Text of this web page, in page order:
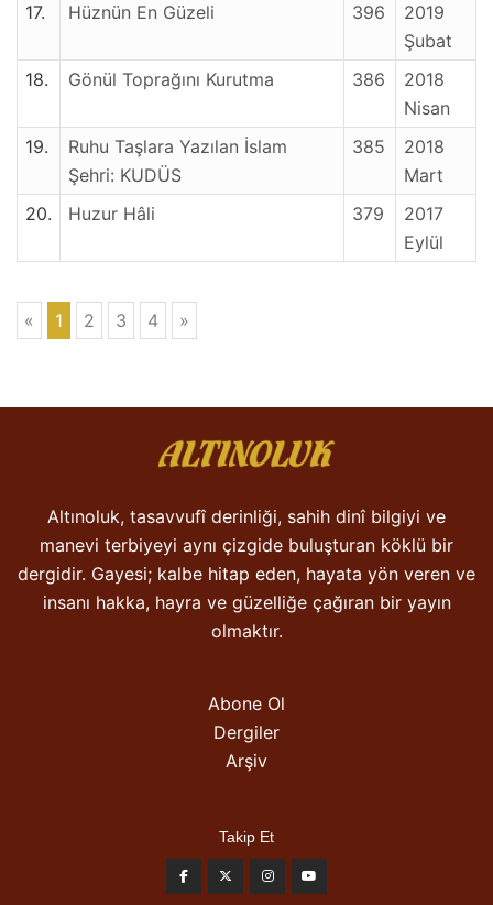
17.
Hüznün En Güzeli 396
2019
Şubat
18.
Gönül Toprağını Kurutma 386
2018
Nisan
19.
Ruhu Taşlara Yazılan İslam
Şehri: KUDÜS
385
2018
Mart
20.
Huzur Hâli 379
2017
Eylül
« 1 2 3 4 »
Altınoluk, tasavvufî derinliği, sahih dinî bilgiyi ve
manevi terbiyeyi aynı çizgide buluşturan köklü bir
dergidir. Gayesi; kalbe hitap eden, hayata yön veren ve
insanı hakka, hayra ve güzelliğe çağıran bir yayın
olmaktır.
Abone Ol
Dergiler
Arşiv
Takip Et